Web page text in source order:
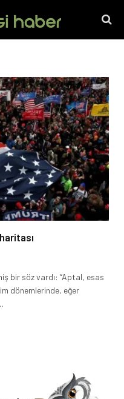
bir söz vardı: “Aptal, esas
dönemlerinde, eğer